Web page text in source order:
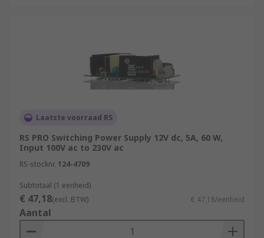
Laatste voorraad RS
RS PRO Switching Power Supply 12V dc, 5A, 60 W,
Input 100V ac to 230V ac
RS-stocknr. 124-4709
Subtotaal (1 eenheid)
€ 47,18(excl. BTW) € 47,18/eenheid
Aantal